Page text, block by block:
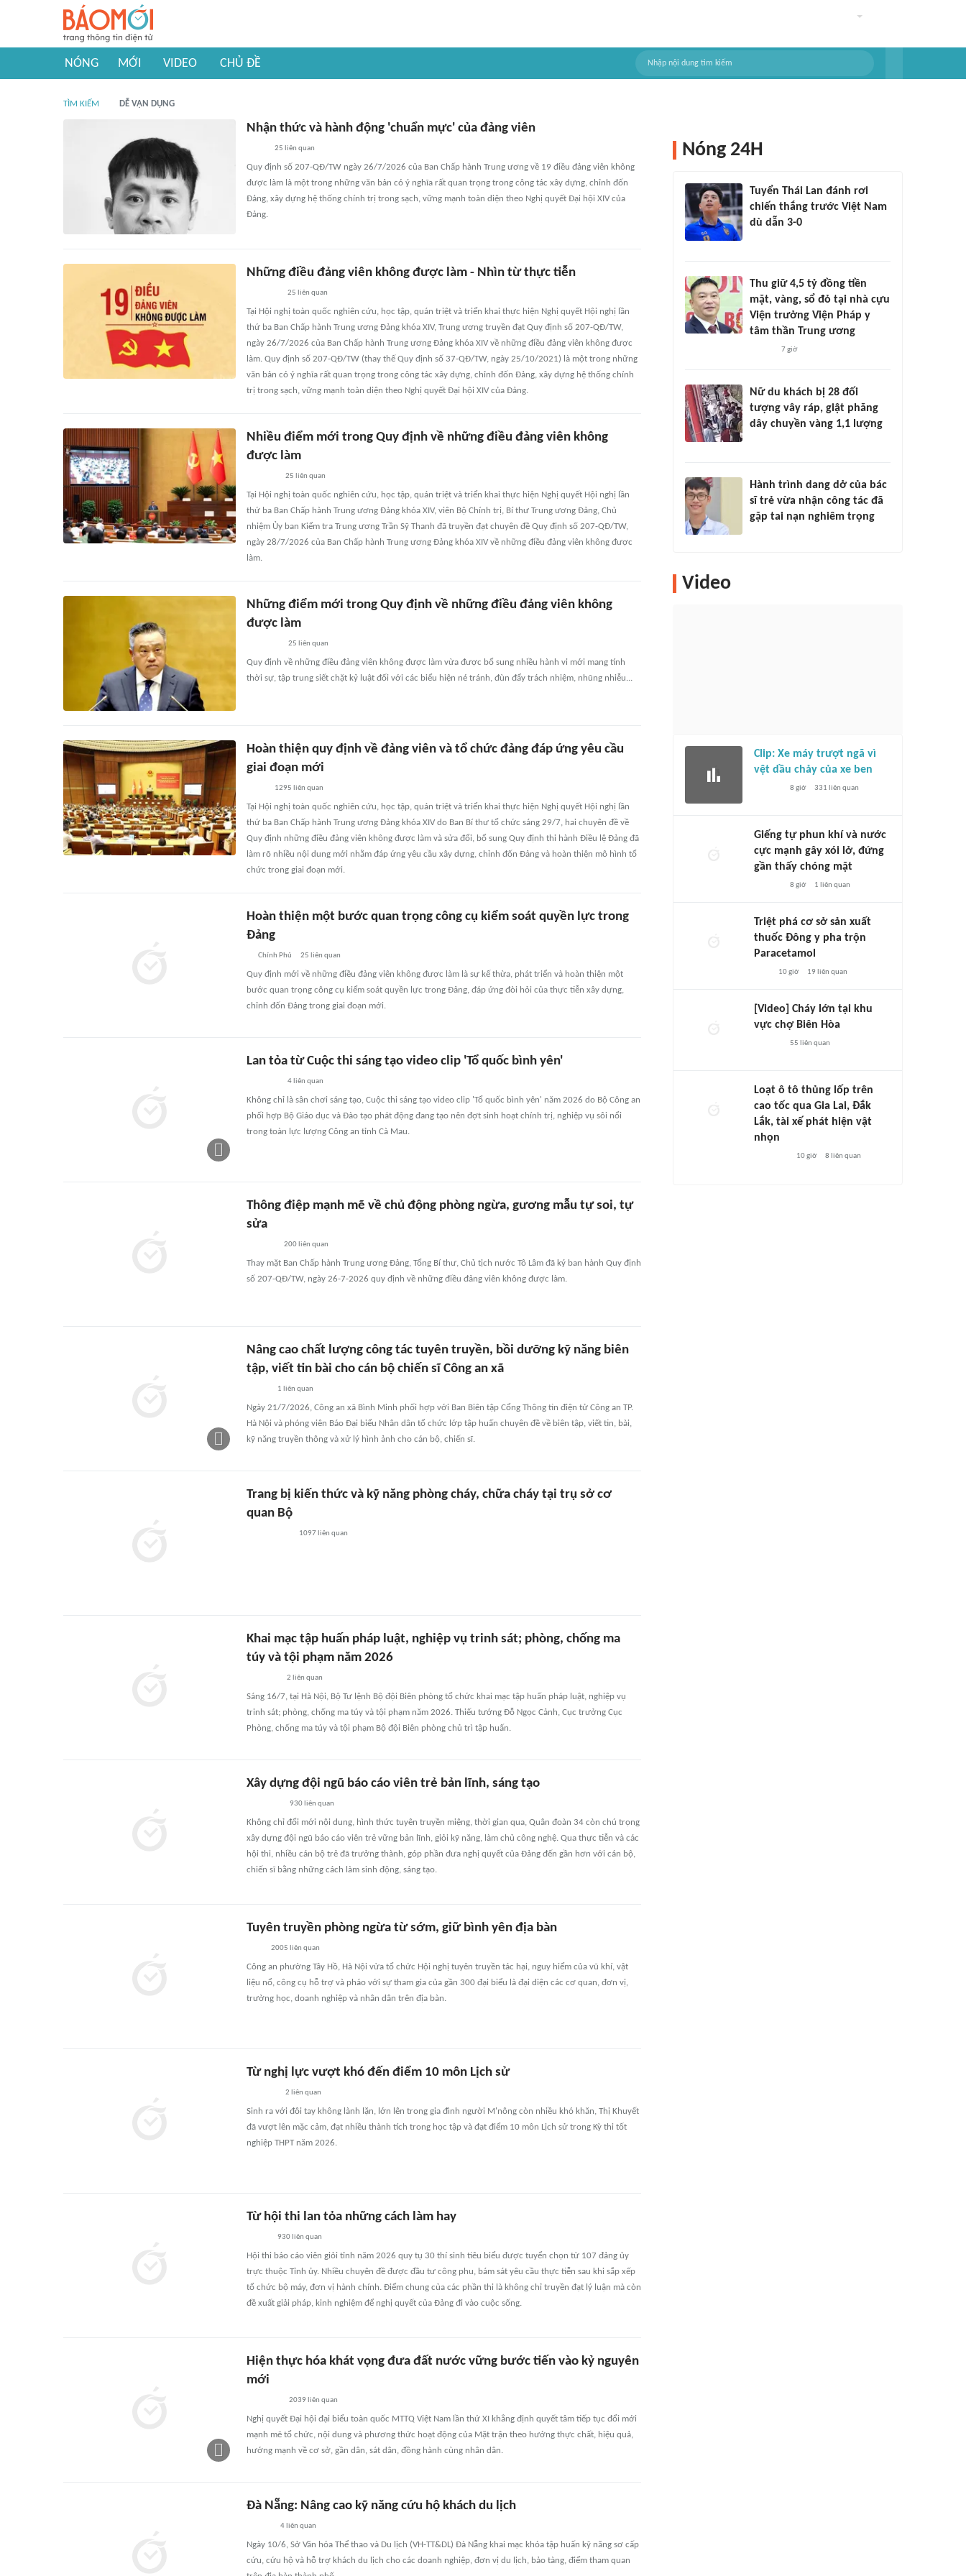
NÓNG MỚI VIDEO CHỦ ĐỀ
TÌM KIẾM DỄ VẬN DỤNG
Nhận thức và hành động 'chuẩn mực' của đảng viên
25 liên quan
Quy định số 207-QĐ/TW ngày 26/7/2026 của Ban Chấp hành Trung ương về 19 điều đảng viên không
được làm là một trong những văn bản có ý nghĩa rất quan trọng trong công tác xây dựng, chỉnh đốn
Đảng, xây dựng hệ thống chính trị trong sạch, vững mạnh toàn diện theo Nghị quyết Đại hội XIV của
Đảng.
Những điều đảng viên không được làm - Nhìn từ thực tiễn
25 liên quan
Tại Hội nghị toàn quốc nghiên cứu, học tập, quán triệt và triển khai thực hiện Nghị quyết Hội nghị lần
thứ ba Ban Chấp hành Trung ương Đảng khóa XIV, Trung ương truyền đạt Quy định số 207-QĐ/TW,
ngày 26/7/2026 của Ban Chấp hành Trung ương Đảng khóa XIV về những điều đảng viên không được
làm. Quy định số 207-QĐ/TW (thay thế Quy định số 37-QĐ/TW, ngày 25/10/2021) là một trong những
văn bản có ý nghĩa rất quan trọng trong công tác xây dựng, chỉnh đốn Đảng, xây dựng hệ thống chính
trị trong sạch, vững mạnh toàn diện theo Nghị quyết Đại hội XIV của Đảng.
Nhiều điểm mới trong Quy định về những điều đảng viên không
được làm
25 liên quan
Tại Hội nghị toàn quốc nghiên cứu, học tập, quán triệt và triển khai thực hiện Nghị quyết Hội nghị lần
thứ ba Ban Chấp hành Trung ương Đảng khóa XIV, viên Bộ Chính trị, Bí thư Trung ương Đảng, Chủ
nhiệm Ủy ban Kiểm tra Trung ương Trần Sỹ Thanh đã truyền đạt chuyên đề Quy định số 207-QĐ/TW,
ngày 28/7/2026 của Ban Chấp hành Trung ương Đảng khóa XIV về những điều đảng viên không được
làm.
Những điểm mới trong Quy định về những điều đảng viên không
được làm
25 liên quan
Quy định về những điều đảng viên không được làm vừa được bổ sung nhiều hành vi mới mang tính
thời sự, tập trung siết chặt kỷ luật đối với các biểu hiện né tránh, đùn đẩy trách nhiệm, nhũng nhiễu...
Hoàn thiện quy định về đảng viên và tổ chức đảng đáp ứng yêu cầu
giai đoạn mới
1295 liên quan
Tại Hội nghị toàn quốc nghiên cứu, học tập, quán triệt và triển khai thực hiện Nghị quyết Hội nghị lần
thứ ba Ban Chấp hành Trung ương Đảng khóa XIV do Ban Bí thư tổ chức sáng 29/7, hai chuyên đề về
Quy định những điều đảng viên không được làm và sửa đổi, bổ sung Quy định thi hành Điều lệ Đảng đã
làm rõ nhiều nội dung mới nhằm đáp ứng yêu cầu xây dựng, chỉnh đốn Đảng và hoàn thiện mô hình tổ
chức trong giai đoạn mới.
Hoàn thiện một bước quan trọng công cụ kiểm soát quyền lực trong
Đảng
Chính Phủ 25 liên quan
Quy định mới về những điều đảng viên không được làm là sự kế thừa, phát triển và hoàn thiện một
bước quan trọng công cụ kiểm soát quyền lực trong Đảng, đáp ứng đòi hỏi của thực tiễn xây dựng,
chỉnh đốn Đảng trong giai đoạn mới.
Lan tỏa từ Cuộc thi sáng tạo video clip 'Tổ quốc bình yên'
4liên quan
Không chỉ là sân chơi sáng tạo, Cuộc thi sáng tạo video clip 'Tổ quốc bình yên' năm 2026 do Bộ Công an
phối hợp Bộ Giáo dục và Đào tạo phát động đang tạo nên đợt sinh hoạt chính trị, nghiệp vụ sôi nổi
trong toàn lực lượng Công an tỉnh Cà Mau.
Thông điệp mạnh mẽ về chủ động phòng ngừa, gương mẫu tự soi, tự
sửa
200liên quan
Thay mặt Ban Chấp hành Trung ương Đảng, Tổng Bí thư, Chủ tịch nước Tô Lâm đã ký ban hành Quy định
số 207-QĐ/TW, ngày 26-7-2026 quy định về những điều đảng viên không được làm.
Nâng cao chất lượng công tác tuyên truyền, bồi dưỡng kỹ năng biên
tập, viết tin bài cho cán bộ chiến sĩ Công an xã
1 liên quan
Ngày 21/7/2026, Công an xã Bình Minh phối hợp với Ban Biên tập Cổng Thông tin điện tử Công an TP.
Hà Nội và phóng viên Báo Đại biểu Nhân dân tổ chức lớp tập huấn chuyên đề về biên tập, viết tin, bài,
kỹ năng truyền thông và xử lý hình ảnh cho cán bộ, chiến sĩ.
Trang bị kiến thức và kỹ năng phòng cháy, chữa cháy tại trụ sở cơ
quan Bộ
1097liên quan
Khai mạc tập huấn pháp luật, nghiệp vụ trinh sát; phòng, chống ma
túy và tội phạm năm 2026
2 liên quan
Sáng 16/7, tại Hà Nội, Bộ Tư lệnh Bộ đội Biên phòng tổ chức khai mạc tập huấn pháp luật, nghiệp vụ
trinh sát; phòng, chống ma túy và tội phạm năm 2026. Thiếu tướng Đỗ Ngọc Cảnh, Cục trưởng Cục
Phòng, chống ma túy và tội phạm Bộ đội Biên phòng chủ trì tập huấn.
Xây dựng đội ngũ báo cáo viên trẻ bản lĩnh, sáng tạo
930 liên quan
Không chỉ đổi mới nội dung, hình thức tuyên truyền miệng, thời gian qua, Quân đoàn 34 còn chú trọng
xây dựng đội ngũ báo cáo viên trẻ vững bản lĩnh, giỏi kỹ năng, làm chủ công nghệ. Qua thực tiễn và các
hội thi, nhiều cán bộ trẻ đã trưởng thành, góp phần đưa nghị quyết của Đảng đến gần hơn với cán bộ,
chiến sĩ bằng những cách làm sinh động, sáng tạo.
Tuyên truyền phòng ngừa từ sớm, giữ bình yên địa bàn
2005 liên quan
Công an phường Tây Hồ, Hà Nội vừa tổ chức Hội nghị tuyên truyền tác hại, nguy hiểm của vũ khí, vật
liệu nổ, công cụ hỗ trợ và pháo với sự tham gia của gần 300 đại biểu là đại diện các cơ quan, đơn vị,
trường học, doanh nghiệp và nhân dân trên địa bàn.
Từ nghị lực vượt khó đến điểm 10 môn Lịch sử
2 liên quan
Sinh ra với đôi tay không lành lặn, lớn lên trong gia đình người M'nông còn nhiều khó khăn, Thị Khuyết
đã vượt lên mặc cảm, đạt nhiều thành tích trong học tập và đạt điểm 10 môn Lịch sử trong Kỳ thi tốt
nghiệp THPT năm 2026.
Từ hội thi lan tỏa những cách làm hay
930liên quan
Hội thi báo cáo viên giỏi tỉnh năm 2026 quy tụ 30 thí sinh tiêu biểu được tuyển chọn từ 107 đảng ủy
trực thuộc Tỉnh ủy. Nhiều chuyên đề được đầu tư công phu, bám sát yêu cầu thực tiễn sau khi sắp xếp
tổ chức bộ máy, đơn vị hành chính. Điểm chung của các phần thi là không chỉ truyền đạt lý luận mà còn
đề xuất giải pháp, kinh nghiệm để nghị quyết của Đảng đi vào cuộc sống.
Hiện thực hóa khát vọng đưa đất nước vững bước tiến vào kỷ nguyên
mới
2039 liên quan
Nghị quyết Đại hội đại biểu toàn quốc MTTQ Việt Nam lần thứ XI khẳng định quyết tâm tiếp tục đổi mới
mạnh mẽ tổ chức, nội dung và phương thức hoạt động của Mặt trận theo hướng thực chất, hiệu quả,
hướng mạnh về cơ sở, gần dân, sát dân, đồng hành cùng nhân dân.
Đà Nẵng: Nâng cao kỹ năng cứu hộ khách du lịch
4liên quan
Ngày 10/6, Sở Văn hóa Thể thao và Du lịch (VH-TT&DL) Đà Nẵng khai mạc khóa tập huấn kỹ năng sơ cấp
cứu, cứu hộ và hỗ trợ khách du lịch cho các doanh nghiệp, đơn vị du lịch, bảo tàng, điểm tham quan
Nóng 24H
Tuyển Thái Lan đánh rơi
chiến thắng trước Việt Nam
dù dẫn 3-0
Thu giữ 4,5 tỷ đồng tiền
mặt, vàng, sổ đỏ tại nhà cựu
Viện trưởng Viện Pháp y
tâm thần Trung ương
7 giờ
Nữ du khách bị 28 đối
tượng vây ráp, giật phăng
dây chuyền vàng 1,1 lượng
Hành trình dang dở của bác
sĩ trẻ vừa nhận công tác đã
gặp tai nạn nghiêm trọng
Video
Clip: Xe máy trượt ngã vì
vệt dầu chảy của xe ben
8 giờ 331 liên quan
Giếng tự phun khí và nước
cực mạnh gây xói lở, đứng
gần thấy chóng mặt
8 giờ 1 liên quan
Triệt phá cơ sở sản xuất
thuốc Đông y pha trộn
Paracetamol
10 giờ 19 liên quan
[Video] Cháy lớn tại khu
vực chợ Biên Hòa
55 liên quan
Loạt ô tô thủng lốp trên
cao tốc qua Gia Lai, Đắk
Lắk, tài xế phát hiện vật
nhọn
10 giờ 8 liên quan